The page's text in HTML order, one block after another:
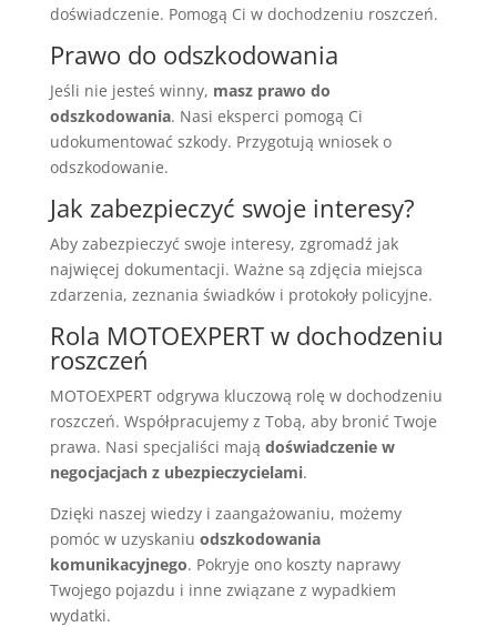
doświadczenie. Pomogą Ci w dochodzeniu roszczeń.
Prawo do odszkodowania
Jeśli nie jesteś winny, masz prawo do
odszkodowania. Nasi eksperci pomogą Ci
udokumentować szkody. Przygotują wniosek o
odszkodowanie.
Jak zabezpieczyć swoje interesy?
Aby zabezpieczyć swoje interesy, zgromadź jak
najwięcej dokumentacji. Ważne są zdjęcia miejsca
zdarzenia, zeznania świadków i protokoły policyjne.
Rola MOTOEXPERT w dochodzeniu
roszczeń
MOTOEXPERT odgrywa kluczową rolę w dochodzeniu
roszczeń. Współpracujemy z Tobą, aby bronić Twoje
prawa. Nasi specjaliści mają doświadczenie w
negocjacjach z ubezpieczycielami.
Dzięki naszej wiedzy i zaangażowaniu, możemy
pomóc w uzyskaniu odszkodowania
komunikacyjnego. Pokryje ono koszty naprawy
Twojego pojazdu i inne związane z wypadkiem
wydatki.